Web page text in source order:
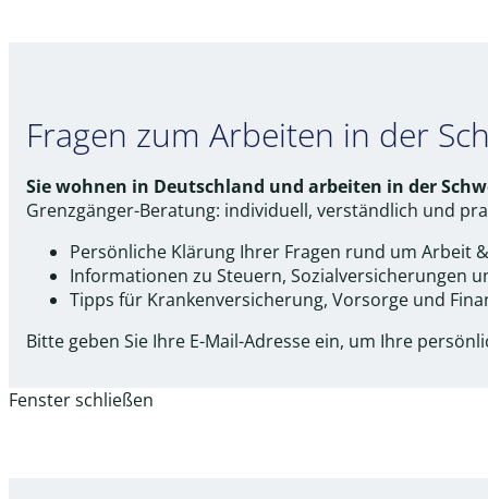
Fragen zum Arbeiten in der
Sie wohnen in Deutschland und arbeiten in der
Grenzgänger-Beratung: individuell, verständlich und
Persönliche Klärung Ihrer Fragen rund um Arbeit
Informationen zu Steuern, Sozialversicherungen
Tipps für Krankenversicherung, Vorsorge und
Bitte geben Sie Ihre E-Mail-Adresse ein, um Ihre
Fenster schließen